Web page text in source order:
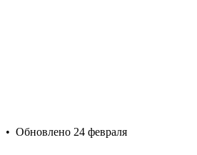
• Обновлено 24 февраля